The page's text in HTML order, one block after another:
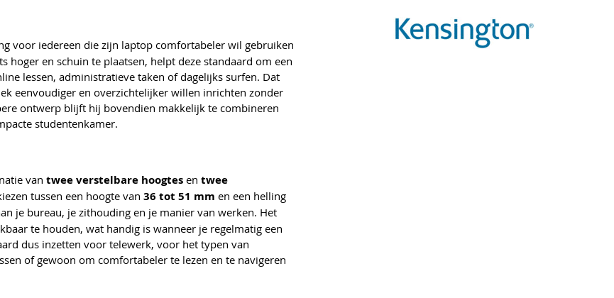
voor iedereen die zijn laptop comfortabeler wil gebruiken
en schuin te plaatsen, helpt deze standaard om een
lessen, administratieve taken of dagelijks surfen. Dat
eenvoudiger en overzichtelijker willen inrichten zonder
ontwerp blijft hij bovendien makkelijk te combineren
studentenkamer.
van twee verstelbare hoogtes en twee
tussen een hoogte van 36 tot 51 mm en een helling
je bureau, je zithouding en je manier van werken. Het
te houden, wat handig is wanneer je regelmatig een
dus inzetten voor telewerk, voor het typen van
of gewoon om comfortabeler te lezen en te navigeren